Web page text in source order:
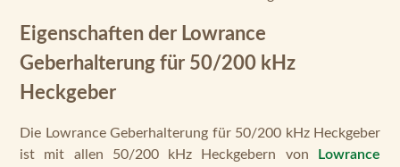
Eigenschaften der Lowrance
Geberhalterung für 50/200 kHz
Heckgeber
Die Lowrance Geberhalterung für 50/200 kHz Heckgeber
ist mit allen 50/200 kHz Heckgebern von
Lowrance